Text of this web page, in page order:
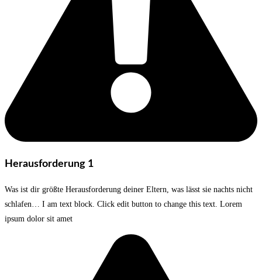
Herausforderung 1
Was ist dir größte Herausforderung deiner Eltern, was lässt sie nachts nicht
schlafen… I am text block. Click edit button to change this text. Lorem
ipsum dolor sit amet